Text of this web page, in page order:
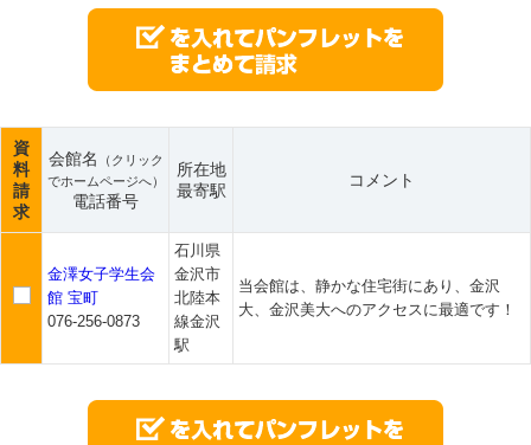
資
料
請
求
会館名
（クリック
でホームページへ）
電話番号
所在地
最寄駅
コメント
金澤女子学生会
館 宝町
076-256-0873
石川県
金沢市
北陸本
線金沢
駅
当会館は、静かな住宅街にあり、金沢
大、金沢美大へのアクセスに最適です！